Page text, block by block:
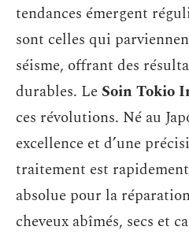
tendances émergent
sont celles qui
séisme, offrant des
durables. Le Soin Tokio
ces révolutions. Né au
excellence et d’une
traitement est
absolue pour la
cheveux abîmés, secs et